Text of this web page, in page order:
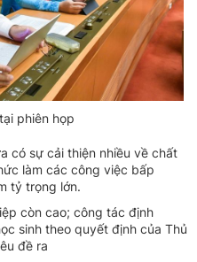
phiên họp
có sự cải thiện nhiều về chất
làm các công việc bấp
tỷ trọng lớn.
còn cao; công tác định
sinh theo quyết định của Thủ
đề ra